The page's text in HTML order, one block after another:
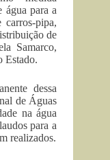
água para a
pipa,
de
Samarco,
Estado.
dessa
de Águas
na água
para a
realizados.